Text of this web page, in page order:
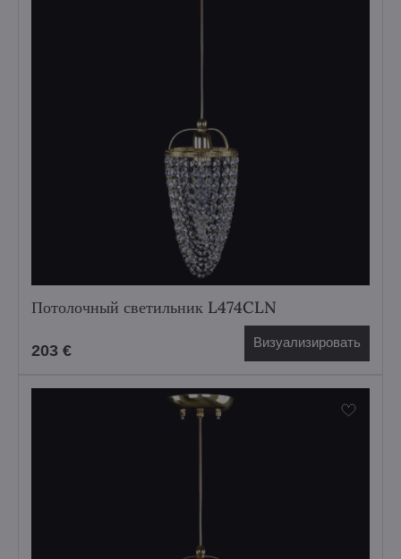
Потолочный светильник L474CLN
203 € Визуализировать